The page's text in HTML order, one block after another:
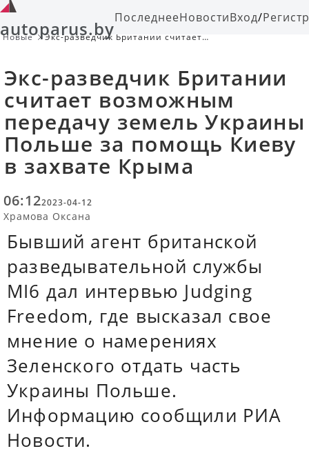
autoparus.byПоследнееНовостиВход/
Новые
Экс-разведчик Британии считает
захвате Крыма
Экс-разведчик Британии
считает возможным
передачу земель Украины
Польше за помощь Киеву
в захвате Крыма
06:122023-04-12
Храмова Оксана
Бывший агент британской
разведывательной службы
MI6 дал интервью Judging
Freedom, где высказал свое
мнение о намерениях
Зеленского отдать часть
Украины Польше.
Информацию сообщили РИА
Новости.